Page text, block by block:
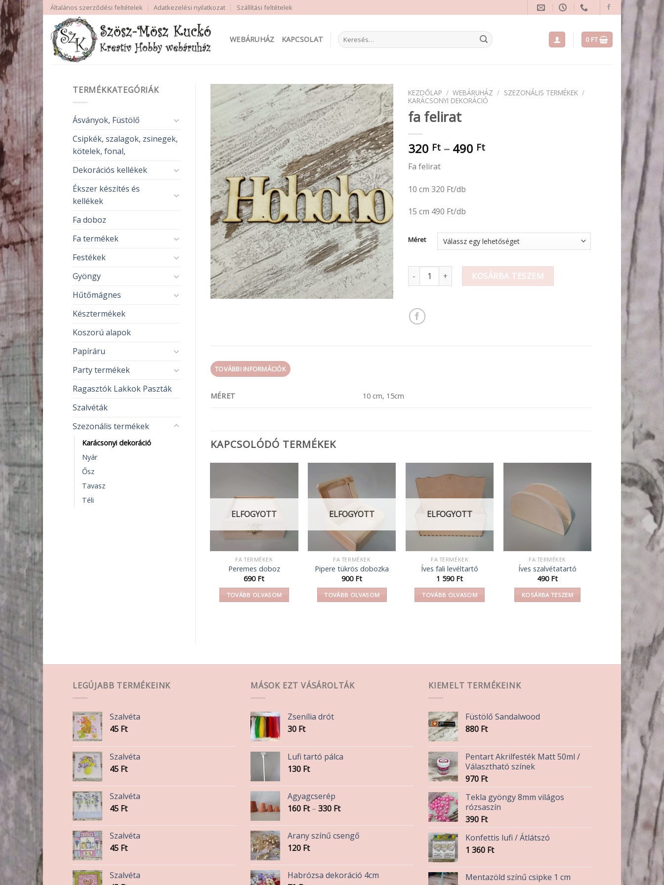
Skip
to
content
Általános szerződési feltételek Adatkezelési nyilatkozat Szállítási feltételek
WEBÁRUHÁZ KAPCSOLAT
Keresés
a
0 FT
TERMÉKKATEGÓRIÁK
Ásványok, Füstölő
Csipkék, szalagok, zsinegek,
kötelek, fonal,
Dekorációs kellékek
Ékszer készítés és
kellékek
Fa doboz
Fa termékek
Festékek
Gyöngy
Hűtőmágnes
Késztermékek
Koszorú alapok
Papíráru
Party termékek
Ragasztók Lakkok Paszták
Szalvéták
Szezonális termékek
Karácsonyi dekoráció
Nyár
Ősz
Tavasz
Téli
KEZDŐLAP / WEBÁRUHÁZ / SZEZONÁLIS TERMÉKEK /
KARÁCSONYI DEKORÁCIÓ
fa felirat
320 Ft – 490 FtÁrtartomány:
Fa felirat
10 cm 320 Ft/db
15 cm 490 Ft/db
Méret
fa felirat mennyiség KOSÁRBA TESZEM
TOVÁBBI INFORMÁCIÓK
MÉRET 10 cm, 15cm
KAPCSOLÓDÓ TERMÉKEK
ELFOGYOTT
FA TERMÉKEK
Peremes doboz
690 Ft
TOVÁBB OLVASOM
ELFOGYOTT
FA TERMÉKEK
Pipere tükrös dobozka
900 Ft
TOVÁBB OLVASOM
ELFOGYOTT
FA TERMÉKEK
Íves fali levéltartó
1 590 Ft
TOVÁBB OLVASOM
FA TERMÉKEK
Íves szalvétatartó
490 Ft
KOSÁRBA TESZEM
Rekeszes ládikó
LEGÚJABB TERMÉKEINK
Szalvéta
45 Ft
Szalvéta
45 Ft
Szalvéta
45 Ft
Szalvéta
45 Ft
Szalvéta
MÁSOK EZT VÁSÁROLTÁK
Zsenília drót
30 Ft
Lufi tartó pálca
130 Ft
Agyagcserép
160 Ft – 330 FtÁrtartomány:
-
330 Ft
Arany színű csengő
120 Ft
Habrózsa dekoráció 4cm
KIEMELT TERMÉKEINK
Füstölő Sandalwood
880 Ft
Pentart Akrilfesték Matt 50ml /
Választható színek
970 Ft
Tekla gyöngy 8mm világos
rózsaszín
390 Ft
Konfettis lufi / Átlátszó
1 360 Ft
Mentazöld színű csipke 1 cm